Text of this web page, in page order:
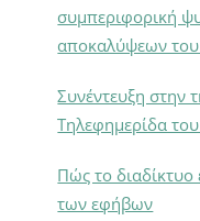
συμπεριφορική
αποκαλύψεων του
Συνέντευξη στην
Τηλεφημερίδα
Πώς το
των εφήβων